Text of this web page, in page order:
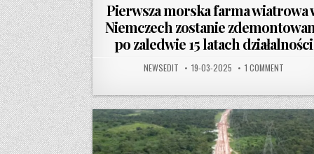
Pierwsza morska farma wiatrowa
Niemczech zostanie
po zaledwie 15 latach działalności
AUTHOR:
NEWSEDIT PUBLISHED DATE:
19-03-2025 1 COMMENTON